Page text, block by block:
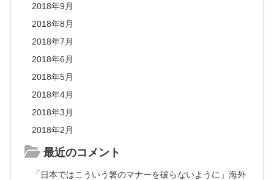
2018年9月
2018年8月
2018年7月
2018年6月
2018年5月
2018年4月
2018年3月
2018年2月
最近のコメント
「日本ではこういう箸のマナーを破らないように」海外